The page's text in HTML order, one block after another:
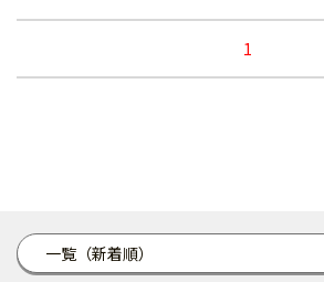
一覧（新着順）
1